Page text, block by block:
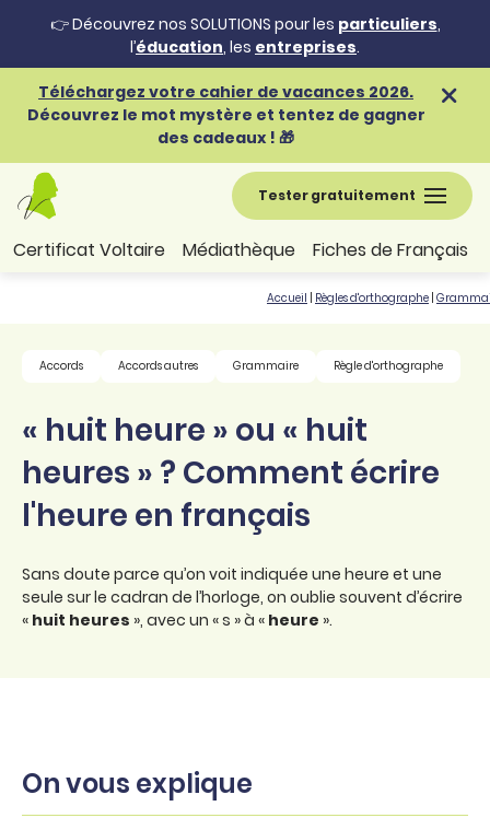
👉 Découvrez nos SOLUTIONS pour les particuliers,
l’éducation, les entreprises.
Téléchargez votre cahier de vacances 2026.
Découvrez le mot mystère et tentez de gagner
des cadeaux ! 🎁
Tester gratuitement
Certificat Voltaire Médiathèque Fiches de Français
Accueil Règles d'orthographe
Accords Accords autres Grammaire Règle d'orthographe
« huit heure » ou « huit
heures » ? Comment écrire
l'heure en français
Sans doute parce qu’on voit indiquée une heure et une
seule sur le cadran de l’horloge, on oublie souvent d’écrire
« huit heures », avec un « s » à « heure ».
On vous explique